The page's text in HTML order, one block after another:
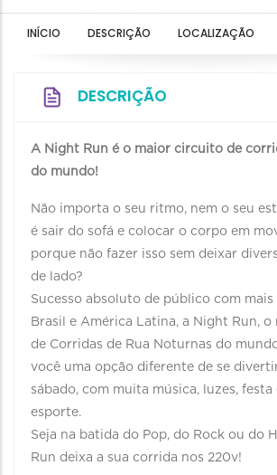
INÍCIO DESCRIÇÃO LOCALIZAÇÃO
DESCRIÇÃO
A Night Run é o maior circuito de
do mundo!
Não importa o seu ritmo, nem o seu
é sair do sofá e colocar o corpo em
porque não fazer isso sem deixar
de lado?
Sucesso absoluto de público com mais
Brasil e América Latina, a Night Run,
de Corridas de Rua Noturnas do
você uma opção diferente de se
sábado, com muita música, luzes, festa
esporte.
Seja na batida do Pop, do Rock ou do
Run deixa a sua corrida nos 220v!